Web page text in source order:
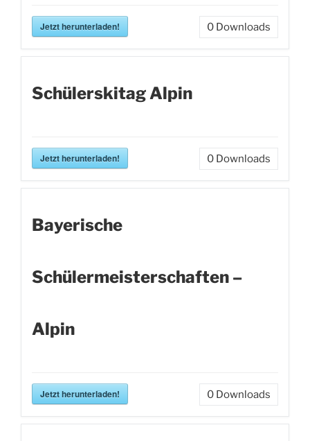
Jetzt herunterladen! 0 Downloads
Schülerskitag Alpin
Jetzt herunterladen! 0 Downloads
Bayerische
Schülermeisterschaften –
Alpin
Jetzt herunterladen! 0 Downloads